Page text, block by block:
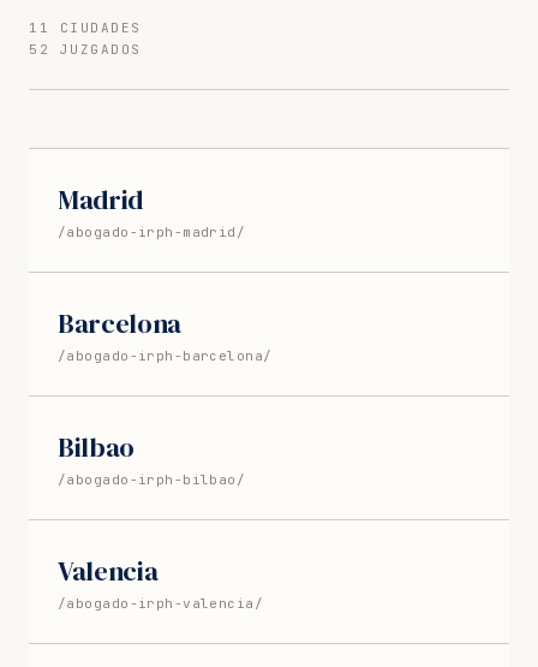
11 CIUDADES
52 JUZGADOS
Madrid
/abogado-irph-madrid/
Barcelona
/abogado-irph-barcelona/
Bilbao
/abogado-irph-bilbao/
Valencia
/abogado-irph-valencia/